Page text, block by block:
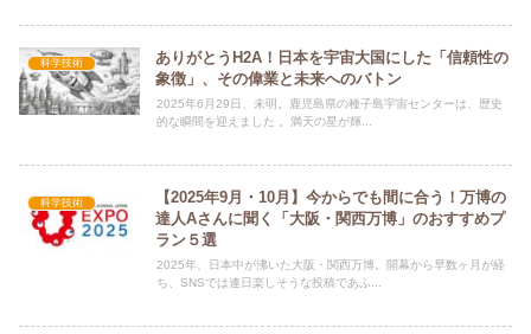
科学技術
ありがとうH2A！日本を宇宙大国にした「信頼性の
象徴」、その偉業と未来へのバトン
2025年6月29日、未明。鹿児島県の種子島宇宙センターは、歴史
的な瞬間を迎えました 。満天の星が輝...
科学技術
【2025年9月・10月】今からでも間に合う！万博の
達人Aさんに聞く「大阪・関西万博」のおすすめプ
ラン５選
2025年、日本中が沸いた大阪・関西万博。開幕から早数ヶ月が経
ち、SNSでは連日楽しそうな投稿であふ...